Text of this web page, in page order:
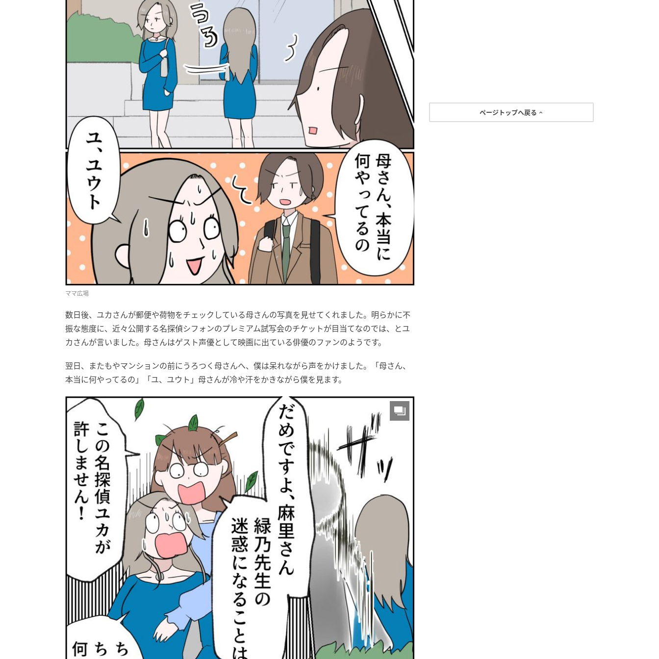
ママ広場
数日後、ユカさんが郵便や荷物をチェックしている母さんの写真を見せてくれました。明らかに不
振な態度に、近々公開する名探偵シフォンのプレミアム試写会のチケットが目当てなのでは、とユ
カさんが言いました。母さんはゲスト声優として映画に出ている俳優のファンのようです。
翌日、またもやマンションの前にうろつく母さんへ、僕は呆れながら声をかけました。「母さん、
本当に何やってるの」「ユ、ユウト」母さんが冷や汗をかきながら僕を見ます。
ページトップへ戻る